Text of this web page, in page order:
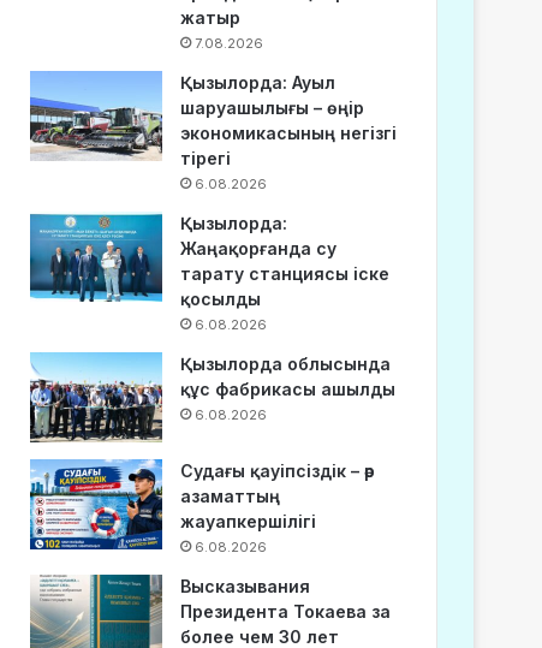
жатыр
7.08.2026
Қызылорда: Ауыл
шаруашылығы – өңір
экономикасының негізгі
тірегі
6.08.2026
Қызылорда:
Жаңақорғанда су
тарату станциясы іске
қосылды
6.08.2026
Қызылорда облысында
құс фабрикасы ашылды
6.08.2026
Судағы қауіпсіздік – әр
азаматтың
жауапкершілігі
6.08.2026
Высказывания
Президента Токаева за
более чем 30 лет